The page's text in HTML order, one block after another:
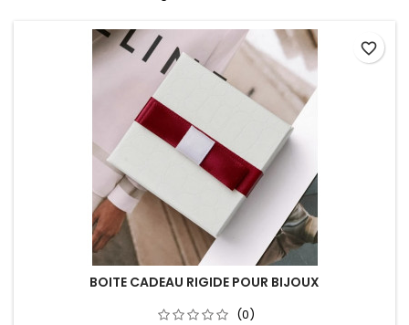
BOITE CADEAU RIGIDE POUR BIJOUX
(0)
favorite_border